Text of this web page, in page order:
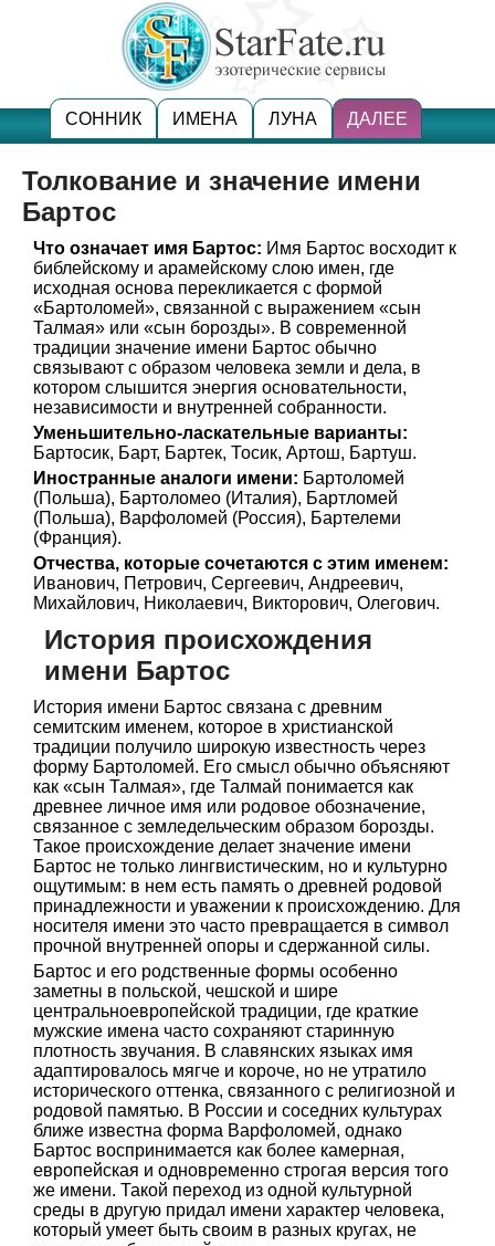
СОННИК ИМЕНА ЛУНА ДАЛЕЕ
Толкование и значение имени
Бартос
Что означает имя Бартос: Имя Бартос восходит к
библейскому и арамейскому слою имен, где
исходная основа перекликается с формой
«Бартоломей», связанной с выражением «сын
Талмая» или «сын борозды». В современной
традиции значение имени Бартос обычно
связывают с образом человека земли и дела, в
котором слышится энергия основательности,
независимости и внутренней собранности.
Уменьшительно-ласкательные варианты:
Бартосик, Барт, Бартек, Тосик, Артош, Бартуш.
Иностранные аналоги имени: Бартоломей
(Польша), Бартоломео (Италия), Бартломей
(Польша), Варфоломей (Россия), Бартелеми
(Франция).
Отчества, которые сочетаются с этим именем:
Иванович, Петрович, Сергеевич, Андреевич,
Михайлович, Николаевич, Викторович, Олегович.
История происхождения
имени Бартос
История имени Бартос связана с древним
семитским именем, которое в христианской
традиции получило широкую известность через
форму Бартоломей. Его смысл обычно объясняют
как «сын Талмая», где Талмай понимается как
древнее личное имя или родовое обозначение,
связанное с земледельческим образом борозды.
Такое происхождение делает значение имени
Бартос не только лингвистическим, но и культурно
ощутимым: в нем есть память о древней родовой
принадлежности и уважении к происхождению. Для
носителя имени это часто превращается в символ
прочной внутренней опоры и сдержанной силы.
Бартос и его родственные формы особенно
заметны в польской, чешской и шире
центральноевропейской традиции, где краткие
мужские имена часто сохраняют старинную
плотность звучания. В славянских языках имя
адаптировалось мягче и короче, но не утратило
исторического оттенка, связанного с религиозной и
родовой памятью. В России и соседних культурах
ближе известна форма Варфоломей, однако
Бартос воспринимается как более камерная,
европейская и одновременно строгая версия того
же имени. Такой переход из одной культурной
среды в другую придал имени характер человека,
который умеет быть своим в разных кругах, не